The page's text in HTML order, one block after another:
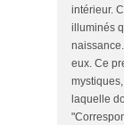
intérieur.
illuminés
eux. Ce
laquelle